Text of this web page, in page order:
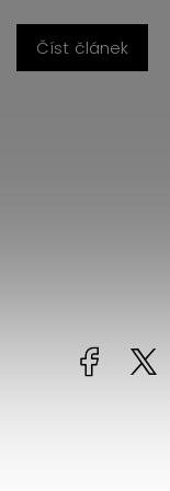
Facebook